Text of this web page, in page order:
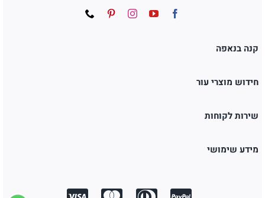
קנה בנאפה
חידוש מוצרי עור
שירות לקוחות
מידע שימושי